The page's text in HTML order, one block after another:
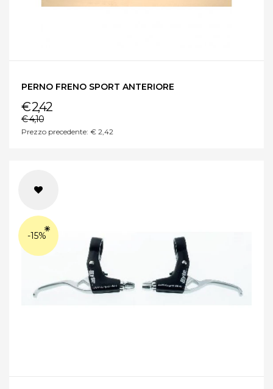
PERNO FRENO SPORT ANTERIORE
€ 2,42
€ 4,10
Prezzo precedente: € 2,42
-15%